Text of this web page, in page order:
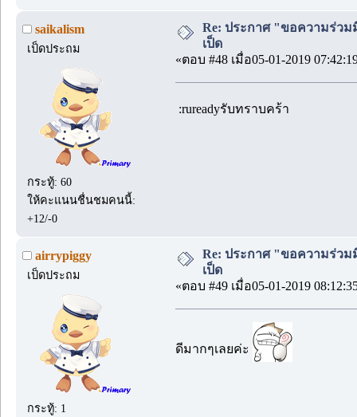
saikalism
เป็ดประถม
กระทู้: 60
ให้คะแนนชื่นชมคนนี้:
+12/-0
Re: ประกาศ "ขอความร่ว
เป็ด
«ตอบ #48 เมื่อ05-01-2019
:rureadyรับทราบคร้า
airrypiggy
เป็ดประถม
กระทู้: 1
Re: ประกาศ "ขอความร่ว
เป็ด
«ตอบ #49 เมื่อ05-01-2019
ดีมากๆเลยค่ะ